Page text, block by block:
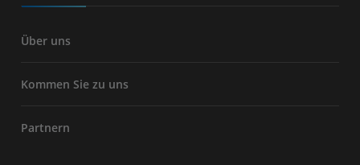
Über uns
Kommen Sie zu uns
Partnern